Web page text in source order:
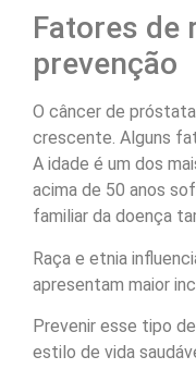
Fatores de
prevenção
O câncer de
crescente. Alguns
A idade é um dos
acima de 50 anos
familiar da doença
Raça e etnia
apresentam maior
Prevenir esse tipo
estilo de vida